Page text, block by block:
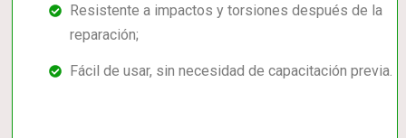
Resistente a impactos y torsiones después de la
reparación;
Fácil de usar, sin necesidad de capacitación previa.